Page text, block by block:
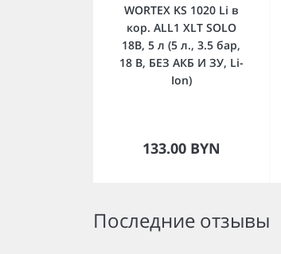
WORTEX KS 1020 Li в
кор. ALL1 XLT SOLO
18В, 5 л (5 л., 3.5 бар,
18 В, БЕЗ АКБ И ЗУ, Li-
Ion)
133.00 BYN
В корзину
Последние отзывы